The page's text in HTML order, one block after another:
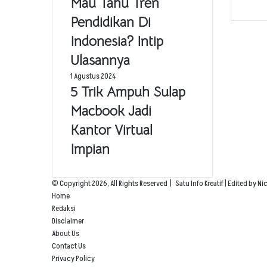
Pendidikan Di
Indonesia? Intip
Ulasannya
1 Agustus 2024
5 Trik Ampuh Sulap
Macbook Jadi
Kantor Virtual
Impian
© Copyright 2026, All Rights Reserved | Satu Info Kreatif | Edited by
Home
Redaksi
Disclaimer
About Us
Contact Us
Privacy Policy